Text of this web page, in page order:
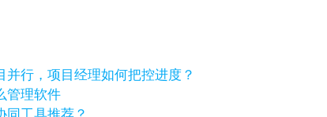
并行，项目经理如何把控进度？
管理软件
同工具推荐？